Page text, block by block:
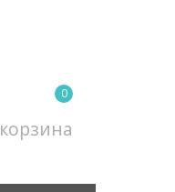
корзина
0